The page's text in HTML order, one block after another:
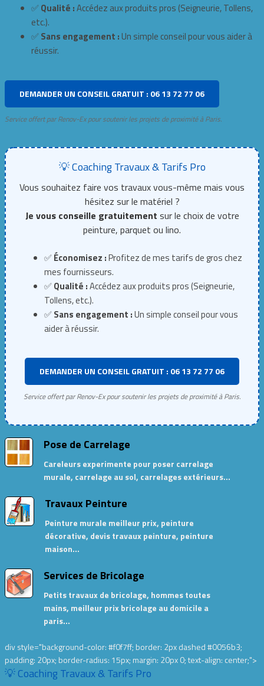
✅ Qualité :Accédez aux produits pros (Seigneurie, Tollens,
etc.).
✅ Sans engagement : Un simple conseil pour vous aider à
réussir.
DEMANDER UN CONSEIL GRATUIT : 06 13 72 77 06
Service offert par Renov-Ex pour soutenir les projets de proximité à Paris.
💡 Coaching Travaux & Tarifs Pro
Vous souhaitez faire vos travaux vous-même mais vous
hésitez sur le matériel ?
Je vous conseille gratuitement sur le choix de votre
peinture, parquet ou lino.
✅Économisez :Profitez de mes tarifs de gros chez
mes fournisseurs.
✅Qualité :Accédez aux produits pros (Seigneurie,
Tollens, etc.).
✅Sans engagement :Un simple conseil pour vous
aider à réussir.
DEMANDER UN CONSEIL GRATUIT : 06 13 72 77 06
Service offert par Renov-Ex pour soutenir les projets de proximité à Paris.
Pose de Carrelage
Careleurs experimente pour poser carrelage
murale, carrelage au sol, carrelages extérieurs…
Travaux Peinture
Peinture murale meilleur prix, peinture
décorative, devis travaux peinture, peinture
maison…
Services de Bricolage
Petits travaux de bricolage, hommes toutes
mains, meilleur prix bricolage au domicile a
paris…
div style="background-color: #f0f7ff; border: 2px dashed #0056b3;
padding: 20px; border-radius: 15px; margin: 20px 0; text-align: center;">
💡 Coaching Travaux & Tarifs Pro